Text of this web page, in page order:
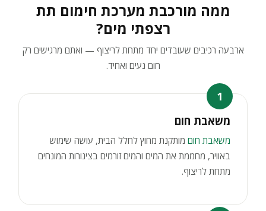
ממה מורכבת מערכת חימום תת
רצפתי מים?
ארבעה רכיבים שעובדים יחד מתחת לריצוף — ואתם מרגישים רק
חום נעים ואחיד.
1
משאבת חום
משאבת חום מותקנת מחוץ לחלל הבית, עושה שימוש
באוויר, מחממת את המים והמים זורמים בצינורות המונחים
מתחת לריצוף.